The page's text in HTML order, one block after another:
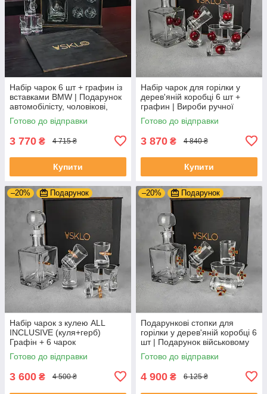
Набір чарок 6 шт + графин із
вставками BMW | Подарунок
автомобілісту, чоловікові,
братові, куму
Готово до відправки
3 770 ₴ 4 715 ₴
Купити
Набір чарок для горілки у
дерев'яній коробці 6 шт +
графин | Вироби ручної
роботи
Готово до відправки
3 870 ₴ 4 840 ₴
Купити
–20% Подарунок
Набір чарок з кулею ALL
INCLUSIVE (куля+герб)
Графін + 6 чарок
Готово до відправки
3 600 ₴ 4 500 ₴
–20% Подарунок
Подарункові стопки для
горілки у дерев'яній коробці 6
шт | Подарунок військовому
ЗСУ
Готово до відправки
4 900 ₴ 6 125 ₴